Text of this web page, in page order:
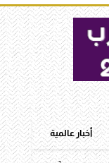
أخبار عالمية